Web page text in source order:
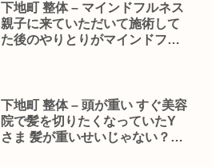
下地町 整体 – マインドフルネス
親子に来ていただいて施術して
た後のやりとりがマインドフル
下地町 整体 – 頭が重い すぐ美容
院で髪を切りたくなっていたY
さま 髪が重いせいじゃない？頭